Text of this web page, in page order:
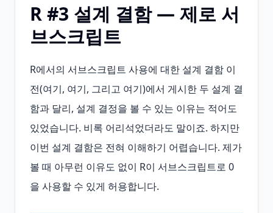
R #3 설계 결함 — 제로 서
브스크립트
R에서의 서브스크립트 사용에 대한 설계 결함 이
전(여기, 여기, 그리고 여기)에서 게시한 두 설계 결
함과 달리, 설계 결정을 볼 수 있는 이유는 적어도
있었습니다. 비록 어리석었더라도 말이죠. 하지만
이번 설계 결함은 전혀 이해하기 어렵습니다. 제가
볼 때 아무런 이유도 없이 R이 서브스크립트로 0
을 사용할 수 있게 허용합니다.